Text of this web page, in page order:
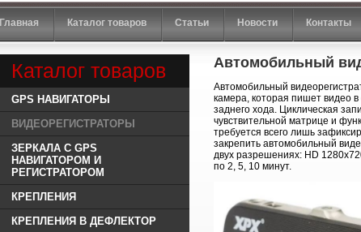
Главная Каталог товаров Статьи Новости Контакты
Каталог товаров
GPS НАВИГАТОРЫ
ВИДЕОРЕГИСТРАТОРЫ
ЗЕРКАЛА С GPS
НАВИГАТОРОМ И
РЕГИСТРАТОРОМ
КРЕПЛЕНИЯ
КРЕПЛЕНИЯ В ДЕФЛЕКТОР
Автомобильный
Автомобильный
камера, которая пишет видео
заднего хода. Циклическая
чувствительной матрице и
требуется всего лишь
закрепить автомобильный
двух разрешениях: HD
по 2, 5, 10 минут.